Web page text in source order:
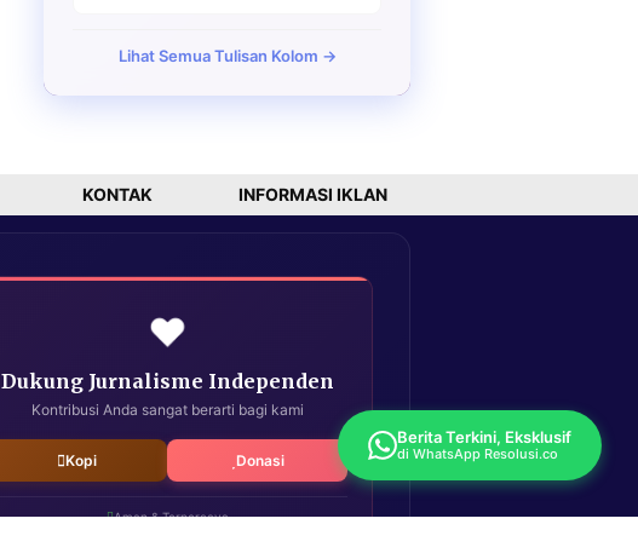
Lihat Semua Tulisan Kolom →
KONTAK INFORMASI IKLAN
❤️
Dukung Jurnalisme Independen
Kontribusi Anda sangat berarti bagi kami
Kopi Donasi
Aman & Terpercaya
Berita Terkini, Eksklusif
di WhatsApp Resolusi.co